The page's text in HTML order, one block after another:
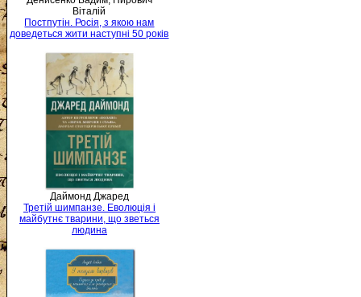
Віталій
Постпутін. Росія, з якою нам
доведеться жити наступні 50 років
Даймонд Джаред
Третій шимпанзе. Еволюція і
майбутнє тварини, що зветься
людина